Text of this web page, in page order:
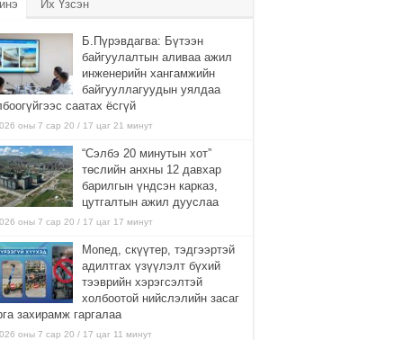
Их Үзсэн
Б.Пүрэвдагва: Бүтээн
байгуулалтын аливаа ажил
инженерийн хангамжийн
байгууллагуудын уялдаа
саатах ёсгүй
оны 7 сар 20 / 17 цаг 21 минут
“Сэлбэ 20 минутын хот”
төслийн анхны 12 давхар
барилгын үндсэн карказ,
цутгалтын ажил дууслаа
оны 7 сар 20 / 17 цаг 17 минут
Мопед, скүүтер, тэдгээртэй
адилтгах үзүүлэлт бүхий
тээврийн хэрэгсэлтэй
холбоотой нийслэлийн засаг
захирамж гаргалаа
оны 7 сар 20 / 17 цаг 11 минут